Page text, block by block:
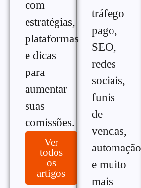
com
estratégias,
plataformas
e dicas
para
aumentar
suas
comissões.
Ver
todos
os
artigos
tráfego
pago,
SEO,
redes
sociais,
funis
de
vendas,
automação
e muito
mais